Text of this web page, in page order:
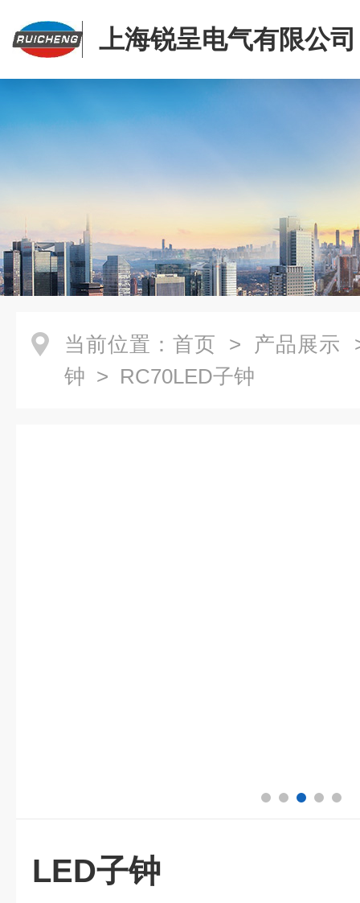
上海锐呈电气有限公司
当前位置： 首页 > 产品展示
钟 > RC70LED子钟
LED子钟